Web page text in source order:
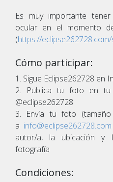
Es muy importante
ocular en el momento
(https://
Cómo participar:
1. Sigue Eclipse262728 en
2. Publica tu foto en tu
@eclipse262728
3. Envía tu foto
a info@eclipse262728.com
autor/a, la ubicación y
fotografía
Condiciones: